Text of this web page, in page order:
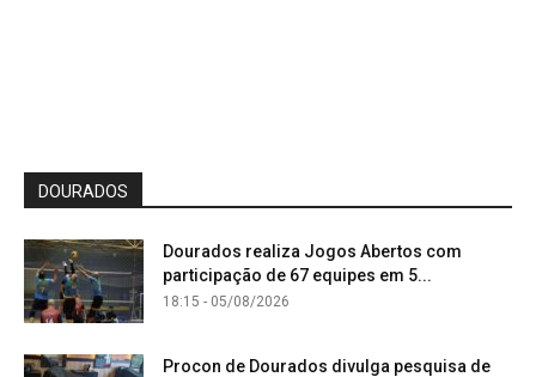
DOURADOS
Dourados realiza Jogos Abertos com
participação de 67 equipes em 5...
18:15 - 05/08/2026
Procon de Dourados divulga pesquisa de